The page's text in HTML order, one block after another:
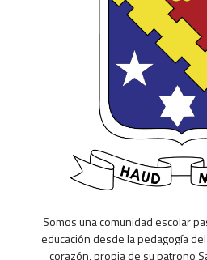
Somos una comunidad escolar
educación desde la pedagogía
corazón, propia de su patrono